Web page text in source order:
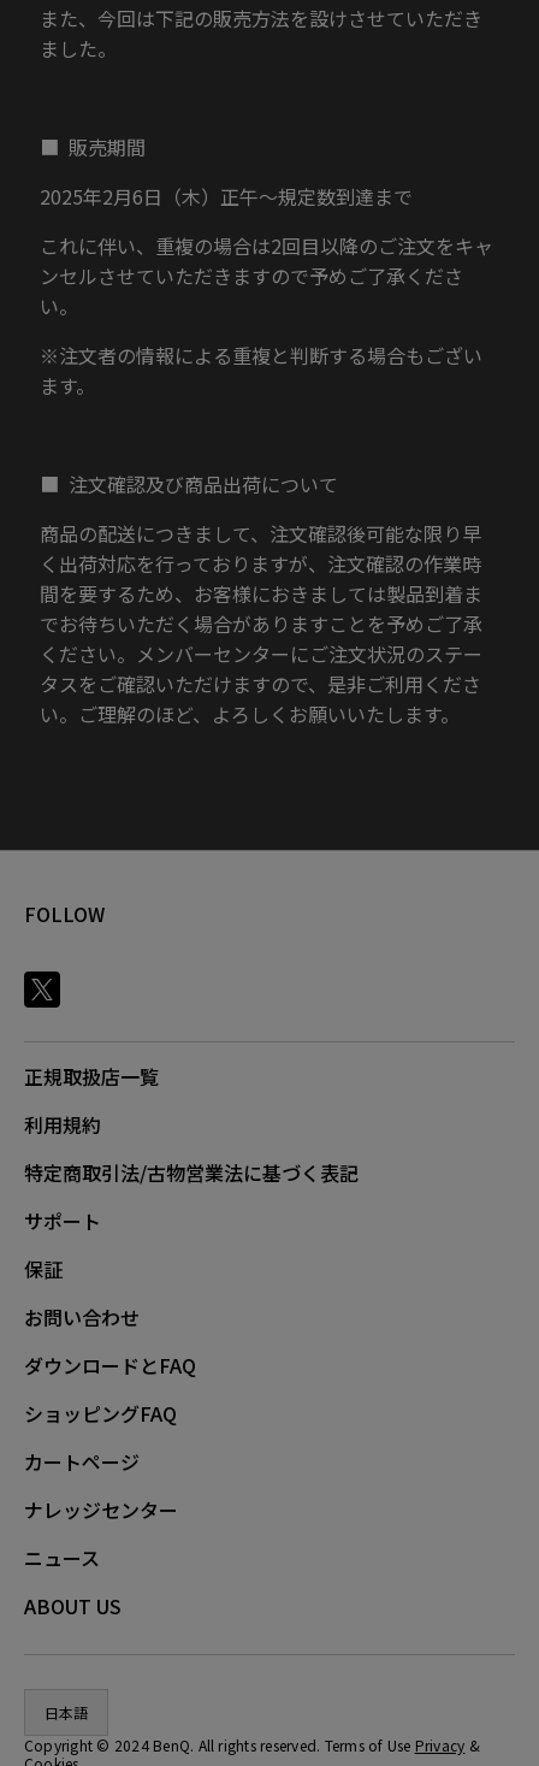
また、今回は下記の販売方法を設けさせていただき
ました。
■ 販売期間
2025年2月6日（木）正午～規定数到達まで
これに伴い、重複の場合は2回目以降のご注文をキャ
ンセルさせていただきますので予めご了承くださ
い。
※注文者の情報による重複と判断する場合もござい
ます。
■ 注文確認及び商品出荷について
商品の配送につきまして、注文確認後可能な限り早
く出荷対応を行っておりますが、注文確認の作業時
間を要するため、お客様におきましては製品到着ま
でお待ちいただく場合がありますことを予めご了承
ください。メンバーセンターにご注文状況のステー
タスをご確認いただけますので、是非ご利用くださ
い。ご理解のほど、よろしくお願いいたします。
FOLLOW
正規取扱店一覧
利用規約
特定商取引法/古物営業法に基づく表記
サポート
保証
お問い合わせ
ダウンロードとFAQ
ショッピングFAQ
カートページ
ナレッジセンター
ニュース
ABOUT US
日本語
Copyright © 2024 BenQ. All rights reserved. Terms of Use Privacy &